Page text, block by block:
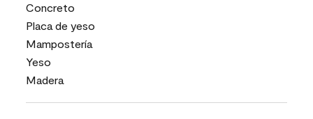
Concreto
Placa de yeso
Mampostería
Yeso
Madera